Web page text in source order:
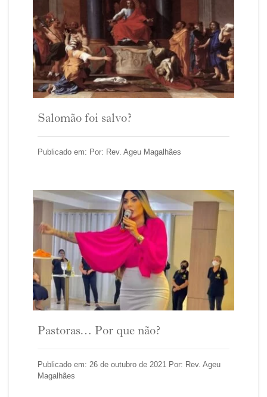
Salomão foi salvo?
Publicado em: Por: Rev. Ageu Magalhães
Pastoras… Por que não?
Publicado em: 26 de outubro de 2021 Por: Rev. Ageu
Magalhães